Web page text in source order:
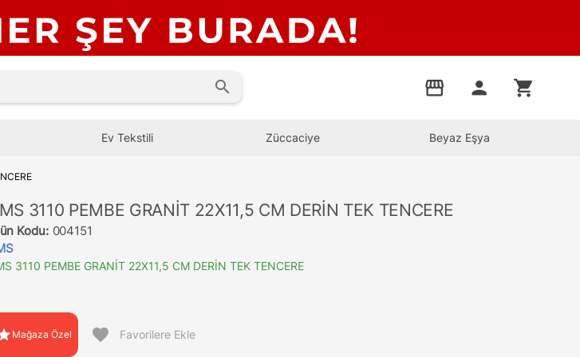
search storefront person shopping_cart
Ev Tekstili Züccaciye Beyaz Eşya
3110 PEMBE GRANİT 22X11,5 CM DERİN TEK TENCERE
Kodu: 004151
3110 PEMBE GRANİT 22X11,5 CM DERİN TEK TENCERE
Mağaza Özel favorite Favorilere Ekle